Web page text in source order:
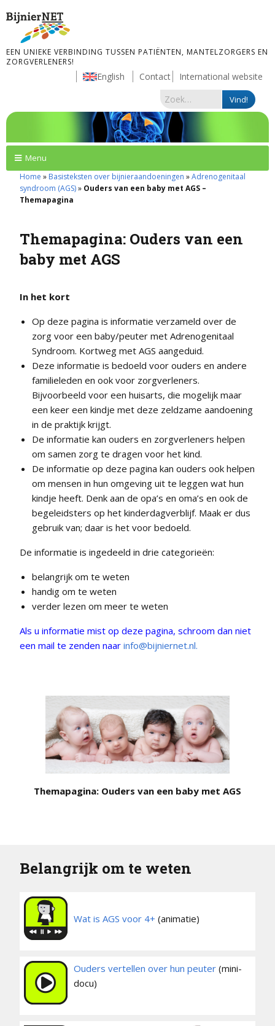
EEN UNIEKE VERBINDING TUSSEN PATIËNTEN, MANTELZORGERS EN
ZORGVERLENERS!
English Contact International website
Menu
Home » Basisteksten over bijnieraandoeningen »Adrenogenitaal
syndroom (AGS)» Ouders van een baby met AGS –
Themapagina
Themapagina: Ouders van een
baby met AGS
In het kort
Op deze pagina is informatie verzameld over de
zorg voor een baby/peuter met Adrenogenitaal
Syndroom. Kortweg met AGS aangeduid.
Deze informatie is bedoeld voor ouders en andere
familieleden en ook voor zorgverleners.
Bijvoorbeeld voor een huisarts, die mogelijk maar
een keer een kindje met deze zeldzame aandoening
in de praktijk krijgt.
De informatie kan ouders en zorgverleners helpen
om samen zorg te dragen voor het kind.
De informatie op deze pagina kan ouders ook helpen
om mensen in hun omgeving uit te leggen wat hun
kindje heeft. Denk aan de opa’s en oma’s en ook de
begeleidsters op het kinderdagverblijf. Maak er dus
gebruik van; daar is het voor bedoeld.
De informatie is ingedeeld in drie categorieën:
belangrijk om te weten
handig om te weten
verder lezen om meer te weten
Als u informatie mist op deze pagina, schroom dan niet
een mail te zenden naar info@bijniernet.nl.
Themapagina: Ouders van een baby met AGS
Belangrijk om te weten
Wat is AGS voor 4+ (animatie)
Ouders vertellen over hun peuter (mini-
docu)